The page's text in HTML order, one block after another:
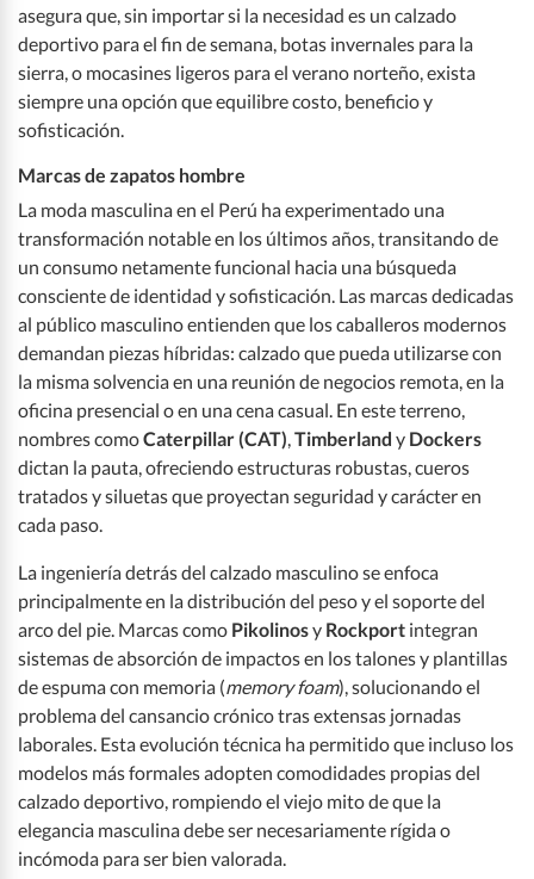
asegura que, sin importar si la necesidad es un calzado
deportivo para el fin de semana, botas invernales para la
sierra, o mocasines ligeros para el verano norteño, exista
siempre una opción que equilibre costo, beneficio y
sofisticación.
Marcas de zapatos hombre
La moda masculina en el Perú ha experimentado una
transformación notable en los últimos años, transitando de
un consumo netamente funcional hacia una búsqueda
consciente de identidad y sofisticación. Las marcas dedicadas
al público masculino entienden que los caballeros modernos
demandan piezas híbridas: calzado que pueda utilizarse con
la misma solvencia en una reunión de negocios remota, en la
oficina presencial o en una cena casual. En este terreno,
nombres comoCaterpillar (CAT),Timberland y Dockers
dictan la pauta, ofreciendo estructuras robustas, cueros
tratados y siluetas que proyectan seguridad y carácter en
cada paso.
La ingeniería detrás del calzado masculino se enfoca
principalmente en la distribución del peso y el soporte del
arco del pie. Marcas como Pikolinosy Rockport integran
sistemas de absorción de impactos en los talones y plantillas
de espuma con memoria (memory foam), solucionando el
problema del cansancio crónico tras extensas jornadas
laborales. Esta evolución técnica ha permitido que incluso los
modelos más formales adopten comodidades propias del
calzado deportivo, rompiendo el viejo mito de que la
elegancia masculina debe ser necesariamente rígida o
incómoda para ser bien valorada.